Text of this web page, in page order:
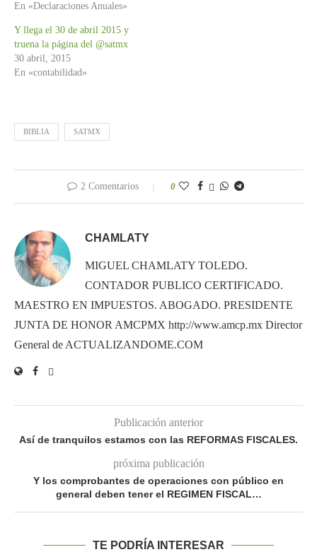
En «Declaraciones Anuales»
Y llega el 30 de abril 2015 y
truena la página del @satmx
30 abril, 2015
En «contabilidad»
BIBLIA SATMX
2 Comentarios 0
CHAMLATY
MIGUEL CHAMLATY TOLEDO.
CONTADOR PUBLICO CERTIFICADO.
MAESTRO EN IMPUESTOS. ABOGADO. PRESIDENTE
JUNTA DE HONOR AMCPMX http://www.amcp.mx Director
General de ACTUALIZANDOME.COM
Publicación anterior
Así de tranquilos estamos con las REFORMAS FISCALES.
próxima publicación
Y los comprobantes de operaciones con público en
general deben tener el REGIMEN FISCAL…
TE PODRÍA INTERESAR